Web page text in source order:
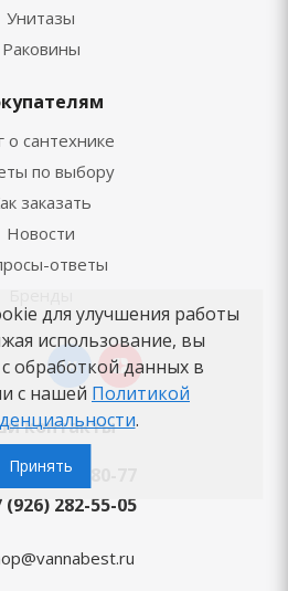
Унитазы
Раковины
о сантехнике
по выбору
заказать
Новости
ответы
контакты
(495) 125-80-77
(926) 282-55-05
для улучшения работы
использование, вы
обработкой данных в
с нашей Политикой
.
Принять